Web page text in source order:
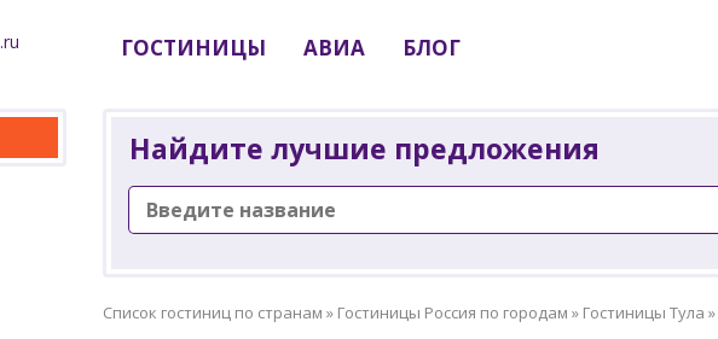
.ru
ГОСТИНИЦЫ АВИА БЛОГ
Найдите лучшие предложения
Список гостиниц по странам » Гостиницы Россия по городам » Гостиницы Тула »